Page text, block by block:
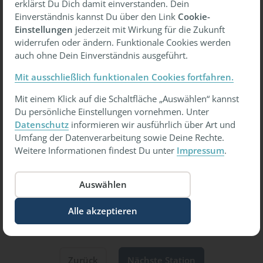
nicht nur Raum für persönliches Wachstum,
sondern auch für eine gesunde Selbstfürsorge.
Stelle dir folgende Fragen und
reflektiere:
Wie fühlst du dich?
Warum fühlst du dich so?
Feier deinen Erfolg
Gönn dir Auszeiten
Nächste Station
erklärst Du Dich damit einverstanden. Dein
Einverständnis kannst Du über den Link Cookie-
Einstellungen jederzeit mit Wirkung für die Zukunft
widerrufen oder ändern. Funktionale Cookies werden
auch ohne Dein Einverständnis ausgeführt.
Mit ausschließlich funktionalen Cookies fortfahren.
Mit einem Klick auf die Schaltfläche „Auswählen“ kannst
Du persönliche Einstellungen vornehmen. Unter
Datenschutz informieren wir ausführlich über Art und
Umfang der Datenverarbeitung sowie Deine Rechte.
Weitere Informationen findest Du unter Impressum.